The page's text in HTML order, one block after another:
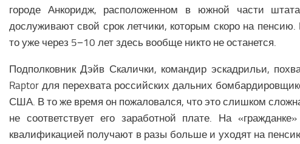
городе Анкоридж, расположенном в южной части
дослуживают свой срок летчики, которым скоро на
то уже через 5−10 лет здесь вообще никто не останется.
Подполковник Дэйв Скалички, командир эскадрильи,
Raptor для перехвата российских дальних
США. В то же время он пожаловался, что это слишком
не соответствует его заработной плате. На
квалификацией получают в разы больше и уходят на